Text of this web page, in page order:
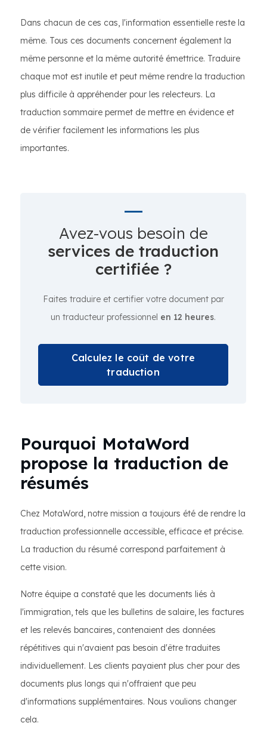
Dans chacun de ces cas, l'information essentielle reste la
même. Tous ces documents concernent également la
même personne et la même autorité émettrice. Traduire
chaque mot est inutile et peut même rendre la traduction
plus difficile à appréhender pour les relecteurs. La
traduction sommaire permet de mettre en évidence et
de vérifier facilement les informations les plus
importantes.
Avez-vous besoin de
services de traduction
certifiée ?
Faites traduire et certifier votre document par
un traducteur professionnel en 12 heures.
Calculez le coût de votre
traduction
Pourquoi MotaWord
propose la traduction de
résumés
Chez MotaWord, notre mission a toujours été de rendre la
traduction professionnelle accessible, efficace et précise.
La traduction du résumé correspond parfaitement à
cette vision.
Notre équipe a constaté que les documents liés à
l'immigration, tels que les bulletins de salaire, les factures
et les relevés bancaires, contenaient des données
répétitives qui n'avaient pas besoin d'être traduites
individuellement. Les clients payaient plus cher pour des
documents plus longs qui n'offraient que peu
d'informations supplémentaires. Nous voulions changer
cela.